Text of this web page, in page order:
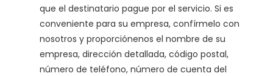
que el destinatario pague por el servicio. Si es
conveniente para su empresa, confírmelo con
nosotros y proporciónenos el nombre de su
empresa, dirección detallada, código postal,
número de teléfono, número de cuenta del